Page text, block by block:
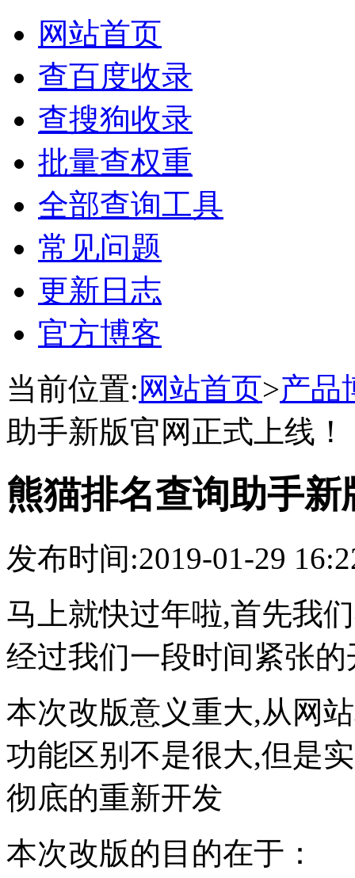
网站首页
查百度收录
查搜狗收录
批量查权重
全部查询工具
常见问题
更新日志
官方博客
当前位置: 网站首页>产品
助手新版官网正式上线！
熊猫排名查询助手
发布时间:2019-01-29
马上就快过年啦,首先我
经过我们一段时间紧张
本次改版意义重大,从网
功能区别不是很大,但是
彻底的重新开发
本次改版的目的在于：